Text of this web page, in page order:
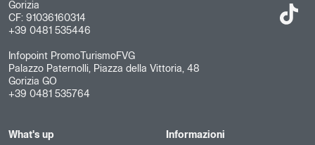
Gorizia
CF: 91036160314
+39 0481 535446
Infopoint PromoTurismoFVG
Palazzo Paternolli, Piazza della Vittoria, 48
Gorizia GO
+39 0481 535764
What's up Informazioni